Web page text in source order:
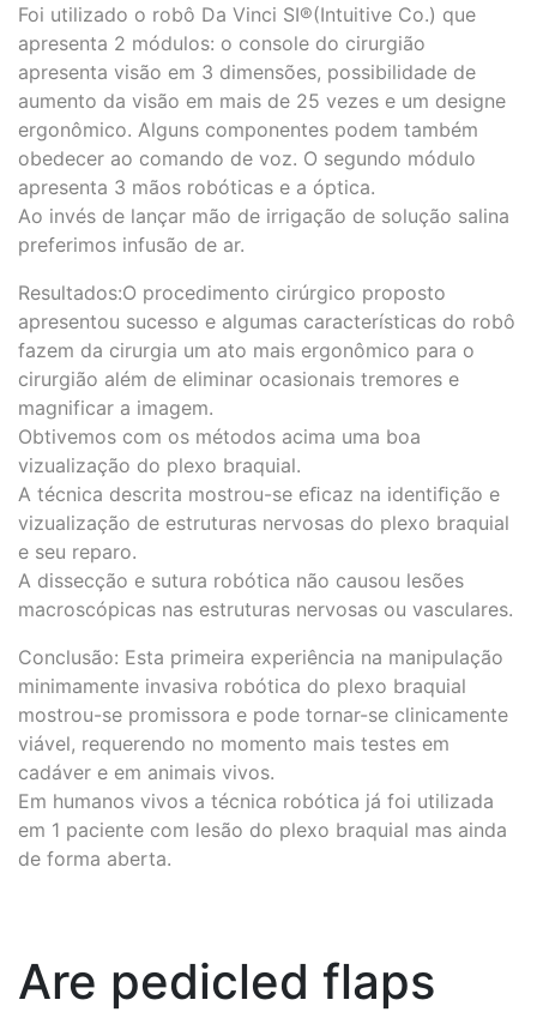
Foi utilizado o robô Da Vinci SI®(Intuitive Co.) que
apresenta 2 módulos: o console do cirurgião
apresenta visão em 3 dimensões, possibilidade de
aumento da visão em mais de 25 vezes e um designe
ergonômico. Alguns componentes podem também
obedecer ao comando de voz. O segundo módulo
apresenta 3 mãos robóticas e a óptica.
Ao invés de lançar mão de irrigação de solução salina
preferimos infusão de ar.
Resultados:O procedimento cirúrgico proposto
apresentou sucesso e algumas características do robô
fazem da cirurgia um ato mais ergonômico para o
cirurgião além de eliminar ocasionais tremores e
magnificar a imagem.
Obtivemos com os métodos acima uma boa
vizualização do plexo braquial.
A técnica descrita mostrou-se eﬁcaz na identiﬁção e
vizualização de estruturas nervosas do plexo braquial
e seu reparo.
A dissecção e sutura robótica não causou lesões
macroscópicas nas estruturas nervosas ou vasculares.
Conclusão: Esta primeira experiência na manipulação
minimamente invasiva robótica do plexo braquial
mostrou-se promissora e pode tornar-se clinicamente
viável, requerendo no momento mais testes em
cadáver e em animais vivos.
Em humanos vivos a técnica robótica já foi utilizada
em 1 paciente com lesão do plexo braquial mas ainda
de forma aberta.
Are pedicled flaps